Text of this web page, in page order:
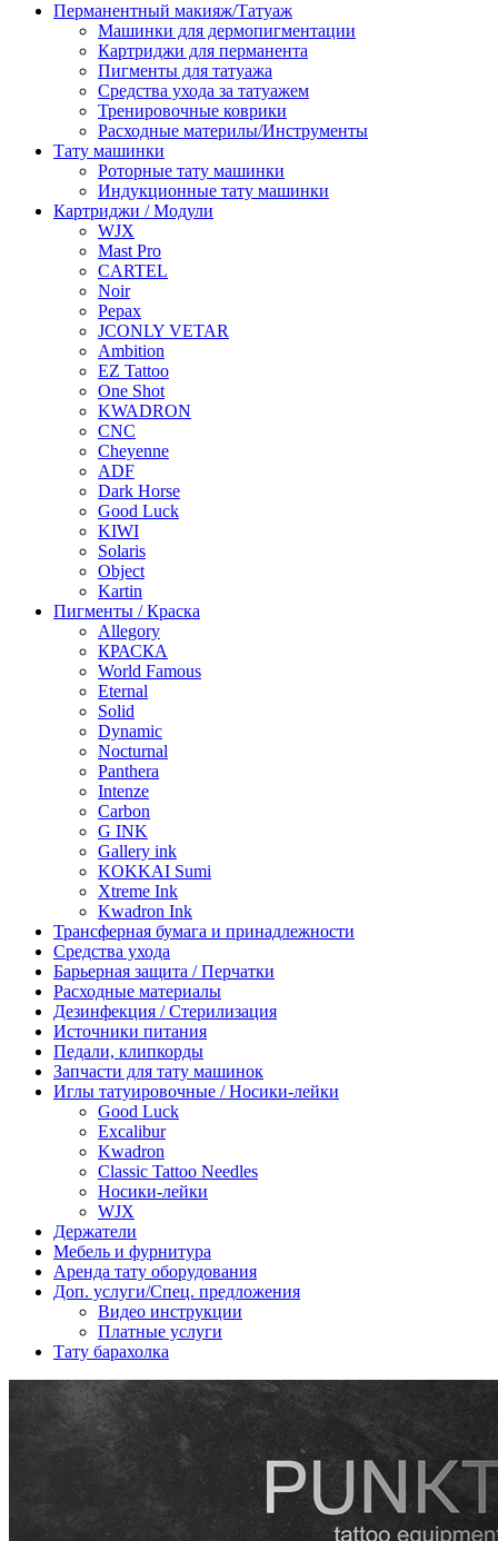
Перманентный макияж/Татуаж
Машинки для дермопигментации
Картриджи для перманента
Пигменты для татуажа
Средства ухода за татуажем
Тренировочные коврики
Расходные материлы/Инструменты
Тату машинки
Роторные тату машинки
Индукционные тату машинки
Картриджи / Модули
WJX
Mast Pro
CARTEL
Noir
Pepax
JCONLY VETAR
Ambition
EZ Tattoo
One Shot
KWADRON
CNC
Cheyenne
ADF
Dark Horse
Good Luck
KIWI
Solaris
Object
Kartin
Пигменты / Краска
Allegory
КРАСКА
World Famous
Eternal
Solid
Dynamic
Nocturnal
Panthera
Intenze
Carbon
G INK
Gallery ink
KOKKAI Sumi
Xtreme Ink
Kwadron Ink
Трансферная бумага и принадлежности
Средства ухода
Барьерная защита / Перчатки
Расходные материалы
Дезинфекция / Стерилизация
Источники питания
Педали, клипкорды
Запчасти для тату машинок
Иглы татуировочные / Носики-лейки
Good Luck
Excalibur
Kwadron
Classic Tattoo Needles
Носики-лейки
WJX
Держатели
Мебель и фурнитура
Аренда тату оборудования
Доп. услуги/Спец. предложения
Видео инструкции
Платные услуги
Тату барахолка